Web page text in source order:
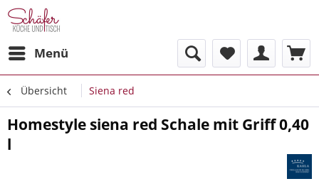
Menü
Übersicht Siena red
Homestyle siena red Schale mit Griff 0,40
l